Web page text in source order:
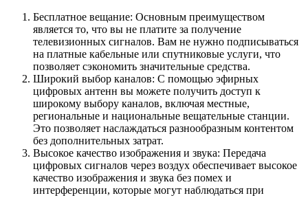
Бесплатное вещание: Основным преимуществом
является то, что вы не платите за получение
телевизионных сигналов. Вам не нужно подписываться
на платные кабельные или спутниковые услуги, что
позволяет сэкономить значительные средства.
Широкий выбор каналов: С помощью эфирных
цифровых антенн вы можете получить доступ к
широкому выбору каналов, включая местные,
региональные и национальные вещательные станции.
Это позволяет наслаждаться разнообразным контентом
без дополнительных затрат.
Высокое качество изображения и звука: Передача
цифровых сигналов через воздух обеспечивает высокое
качество изображения и звука без помех и
интерференции, которые могут наблюдаться при